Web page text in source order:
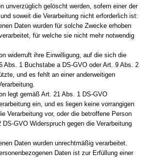
unverzüglich gelöscht werden, sofern einer der
soweit die Verarbeitung nicht erforderlich ist:
Daten wurden für solche Zwecke erhoben
für welche sie nicht mehr notwendig
ihre Einwilligung, auf die sich die
Abs. 1 Buchstabe a DS-GVO oder Art. 9 Abs. 2
und es fehlt an einer anderweitigen
gemäß Art. 21 Abs. 1 DS-GVO
ein, und es liegen keine vorrangigen
Verarbeitung vor, oder die betroffene Person
GVO Widerspruch gegen die Verarbeitung
Daten wurden unrechtmäßig verarbeitet.
Daten ist zur Erfüllung einer